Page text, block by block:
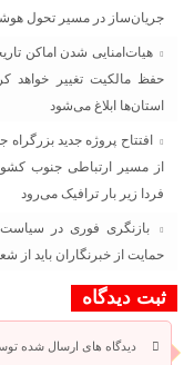
جریان‌ساز در مسیر تحول
هیات‌امنایی شدن اماکن
حفظ مالکیت تغییر خواهد
استان‌ها ابلاغ می‌‌شود
از مسیر ارتباطی جنوب
فردا زیر بار ترافیک می‌رود
بازنگری فوری در
حمایت از خبرنگاران باید از
ثبت دیدگاه
دیدگاه های ارسال شده